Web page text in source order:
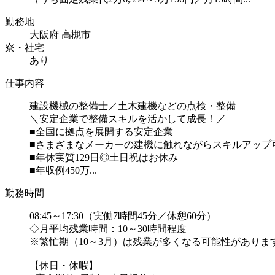
勤務地
大阪府 高槻市
寮・社宅
あり
仕事内容
建設機械の整備士／土木建機などの点検・整備
＼安定企業で整備スキルを活かして成長！／
■全国に拠点を展開する安定企業
■さまざまなメーカーの建機に触れながらスキルアップ
■年休実質129日◎土日祝はお休み
■年収例450万...
勤務時間
08:45～17:30（実働7時間45分／休憩60分）
◇月平均残業時間：10～30時間程度
※繁忙期（10～3月）は残業が多くなる可能性がありま
【休日・休暇】